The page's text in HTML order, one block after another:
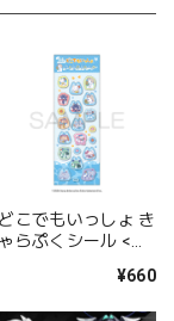
どこでもいっしょ き
ゃらぷくシール <海
¥660